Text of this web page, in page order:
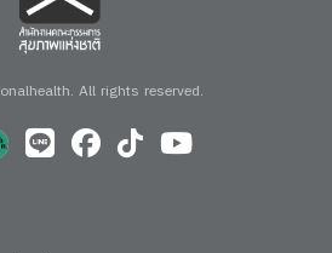
All rights reserved.